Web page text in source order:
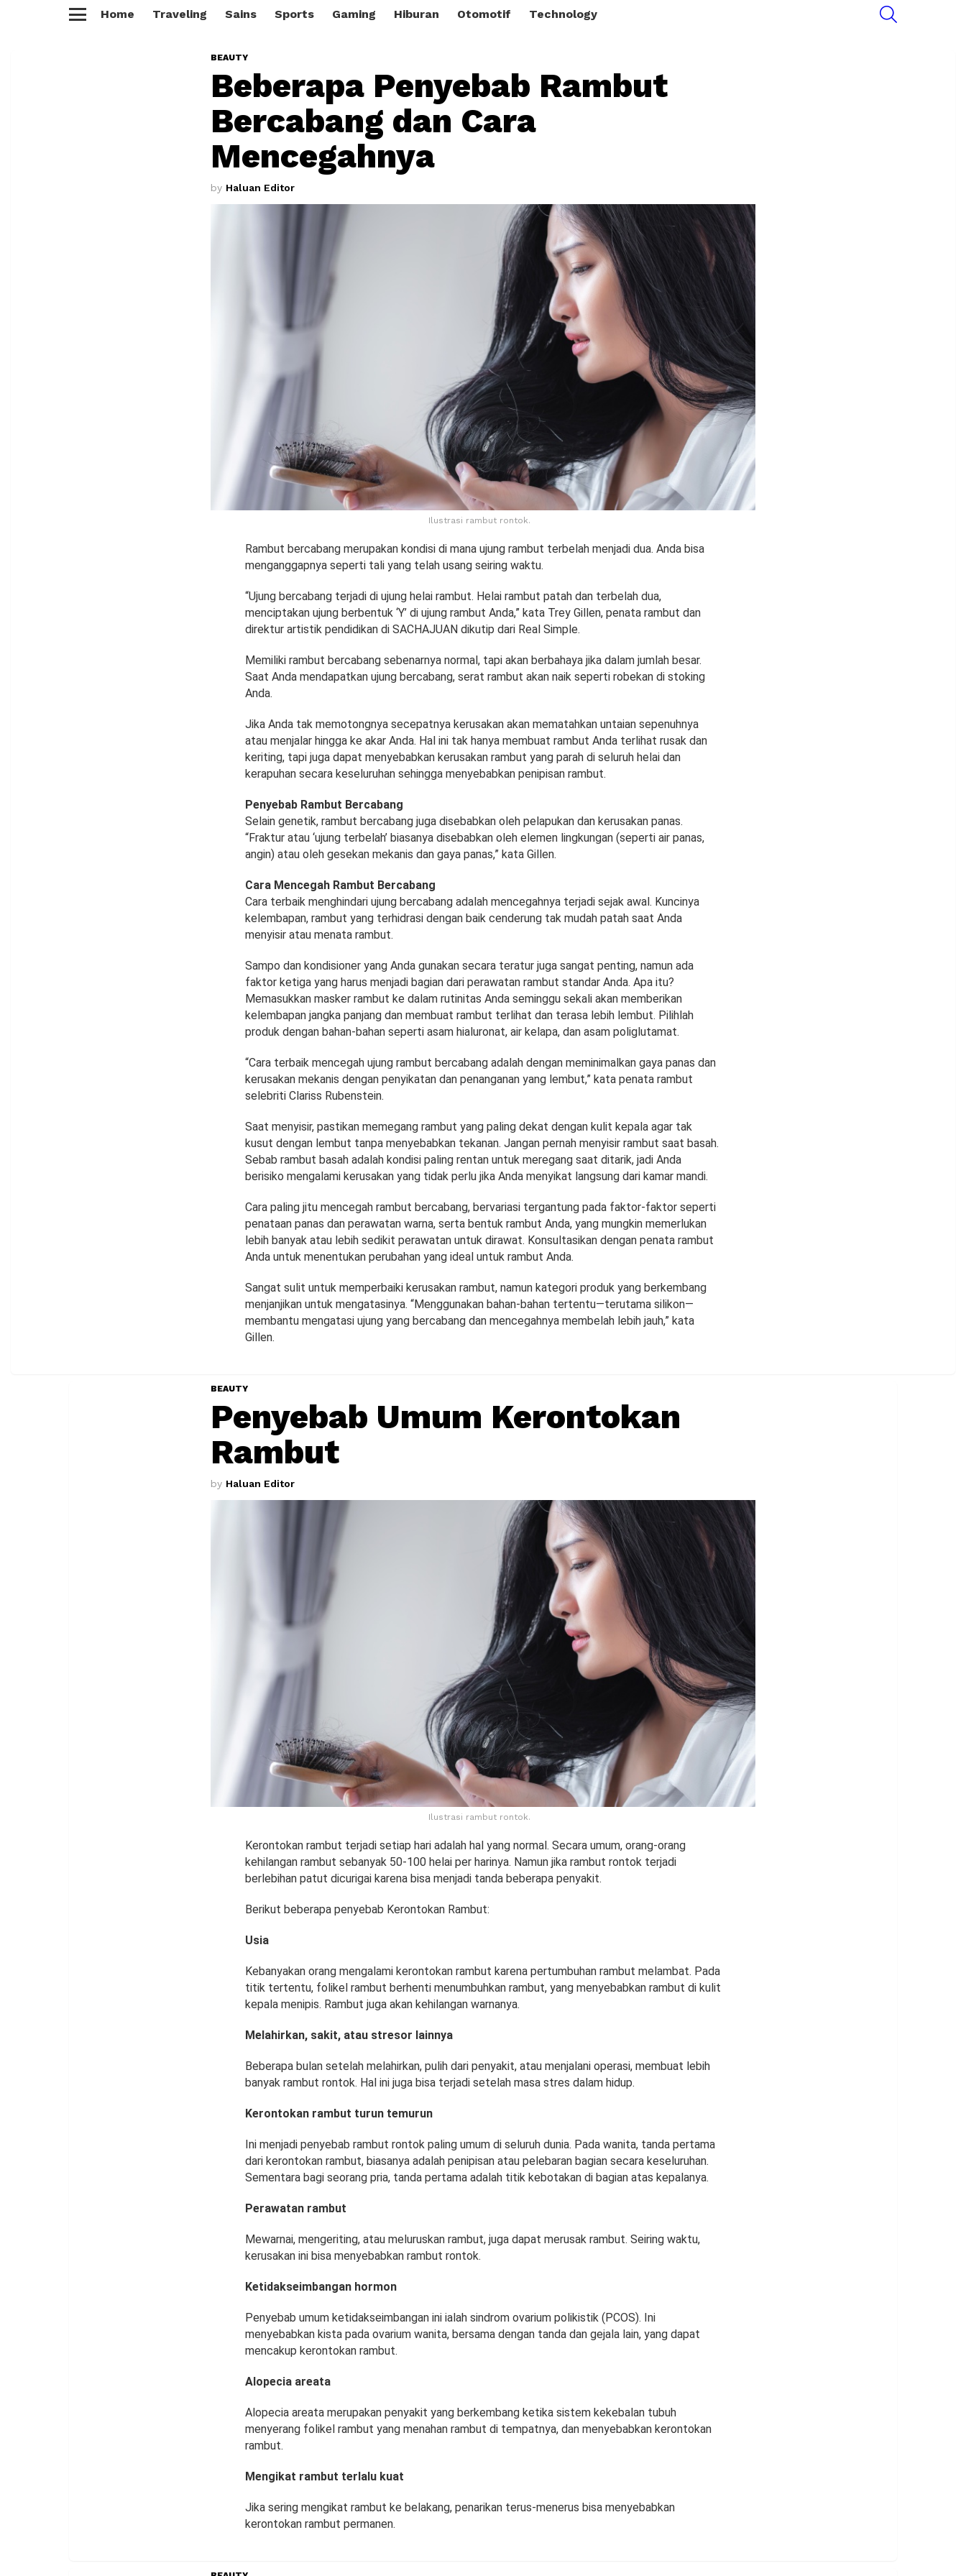
Home Traveling Sains Sports Gaming Hiburan Otomotif Technology
BEAUTY
Beberapa Penyebab Rambut
Bercabang dan Cara
Mencegahnya
by Haluan Editor
Ilustrasi rambut rontok.
Rambut bercabang merupakan kondisi di mana ujung rambut terbelah menjadi dua. Anda bisa
menganggapnya seperti tali yang telah usang seiring waktu.
“Ujung bercabang terjadi di ujung helai rambut. Helai rambut patah dan terbelah dua,
menciptakan ujung berbentuk ‘Y’ di ujung rambut Anda,” kata Trey Gillen, penata rambut dan
direktur artistik pendidikan di SACHAJUAN dikutip dari Real Simple.
Memiliki rambut bercabang sebenarnya normal, tapi akan berbahaya jika dalam jumlah besar.
Saat Anda mendapatkan ujung bercabang, serat rambut akan naik seperti robekan di stoking
Anda.
Jika Anda tak memotongnya secepatnya kerusakan akan mematahkan untaian sepenuhnya
atau menjalar hingga ke akar Anda. Hal ini tak hanya membuat rambut Anda terlihat rusak dan
keriting, tapi juga dapat menyebabkan kerusakan rambut yang parah di seluruh helai dan
kerapuhan secara keseluruhan sehingga menyebabkan penipisan rambut.
Penyebab Rambut Bercabang
Selain genetik, rambut bercabang juga disebabkan oleh pelapukan dan kerusakan panas.
“Fraktur atau ‘ujung terbelah’ biasanya disebabkan oleh elemen lingkungan (seperti air panas,
angin) atau oleh gesekan mekanis dan gaya panas,” kata Gillen.
Cara Mencegah Rambut Bercabang
Cara terbaik menghindari ujung bercabang adalah mencegahnya terjadi sejak awal. Kuncinya
kelembapan, rambut yang terhidrasi dengan baik cenderung tak mudah patah saat Anda
menyisir atau menata rambut.
Sampo dan kondisioner yang Anda gunakan secara teratur juga sangat penting, namun ada
faktor ketiga yang harus menjadi bagian dari perawatan rambut standar Anda. Apa itu?
Memasukkan masker rambut ke dalam rutinitas Anda seminggu sekali akan memberikan
kelembapan jangka panjang dan membuat rambut terlihat dan terasa lebih lembut. Pilihlah
produk dengan bahan-bahan seperti asam hialuronat, air kelapa, dan asam poliglutamat.
“Cara terbaik mencegah ujung rambut bercabang adalah dengan meminimalkan gaya panas dan
kerusakan mekanis dengan penyikatan dan penanganan yang lembut,” kata penata rambut
selebriti Clariss Rubenstein.
Saat menyisir, pastikan memegang rambut yang paling dekat dengan kulit kepala agar tak
kusut dengan lembut tanpa menyebabkan tekanan. Jangan pernah menyisir rambut saat basah.
Sebab rambut basah adalah kondisi paling rentan untuk meregang saat ditarik, jadi Anda
berisiko mengalami kerusakan yang tidak perlu jika Anda menyikat langsung dari kamar mandi.
Cara paling jitu mencegah rambut bercabang, bervariasi tergantung pada faktor-faktor seperti
penataan panas dan perawatan warna, serta bentuk rambut Anda, yang mungkin memerlukan
lebih banyak atau lebih sedikit perawatan untuk dirawat. Konsultasikan dengan penata rambut
Anda untuk menentukan perubahan yang ideal untuk rambut Anda.
Sangat sulit untuk memperbaiki kerusakan rambut, namun kategori produk yang berkembang
menjanjikan untuk mengatasinya. “Menggunakan bahan-bahan tertentu—terutama silikon—
membantu mengatasi ujung yang bercabang dan mencegahnya membelah lebih jauh,” kata
Gillen.
BEAUTY
Penyebab Umum Kerontokan
Rambut
by Haluan Editor
Ilustrasi rambut rontok.
Kerontokan rambut terjadi setiap hari adalah hal yang normal. Secara umum, orang-orang
kehilangan rambut sebanyak 50-100 helai per harinya. Namun jika rambut rontok terjadi
berlebihan patut dicurigai karena bisa menjadi tanda beberapa penyakit.
Berikut beberapa penyebab Kerontokan Rambut:
Usia
Kebanyakan orang mengalami kerontokan rambut karena pertumbuhan rambut melambat. Pada
titik tertentu, folikel rambut berhenti menumbuhkan rambut, yang menyebabkan rambut di kulit
kepala menipis. Rambut juga akan kehilangan warnanya.
Melahirkan, sakit, atau stresor lainnya
Beberapa bulan setelah melahirkan, pulih dari penyakit, atau menjalani operasi, membuat lebih
banyak rambut rontok. Hal ini juga bisa terjadi setelah masa stres dalam hidup.
Kerontokan rambut turun temurun
Ini menjadi penyebab rambut rontok paling umum di seluruh dunia. Pada wanita, tanda pertama
dari kerontokan rambut, biasanya adalah penipisan atau pelebaran bagian secara keseluruhan.
Sementara bagi seorang pria, tanda pertama adalah titik kebotakan di bagian atas kepalanya.
Perawatan rambut
Mewarnai, mengeriting, atau meluruskan rambut, juga dapat merusak rambut. Seiring waktu,
kerusakan ini bisa menyebabkan rambut rontok.
Ketidakseimbangan hormon
Penyebab umum ketidakseimbangan ini ialah sindrom ovarium polikistik (PCOS). Ini
menyebabkan kista pada ovarium wanita, bersama dengan tanda dan gejala lain, yang dapat
mencakup kerontokan rambut.
Alopecia areata
Alopecia areata merupakan penyakit yang berkembang ketika sistem kekebalan tubuh
menyerang folikel rambut yang menahan rambut di tempatnya, dan menyebabkan kerontokan
rambut.
Mengikat rambut terlalu kuat
Jika sering mengikat rambut ke belakang, penarikan terus-menerus bisa menyebabkan
kerontokan rambut permanen.